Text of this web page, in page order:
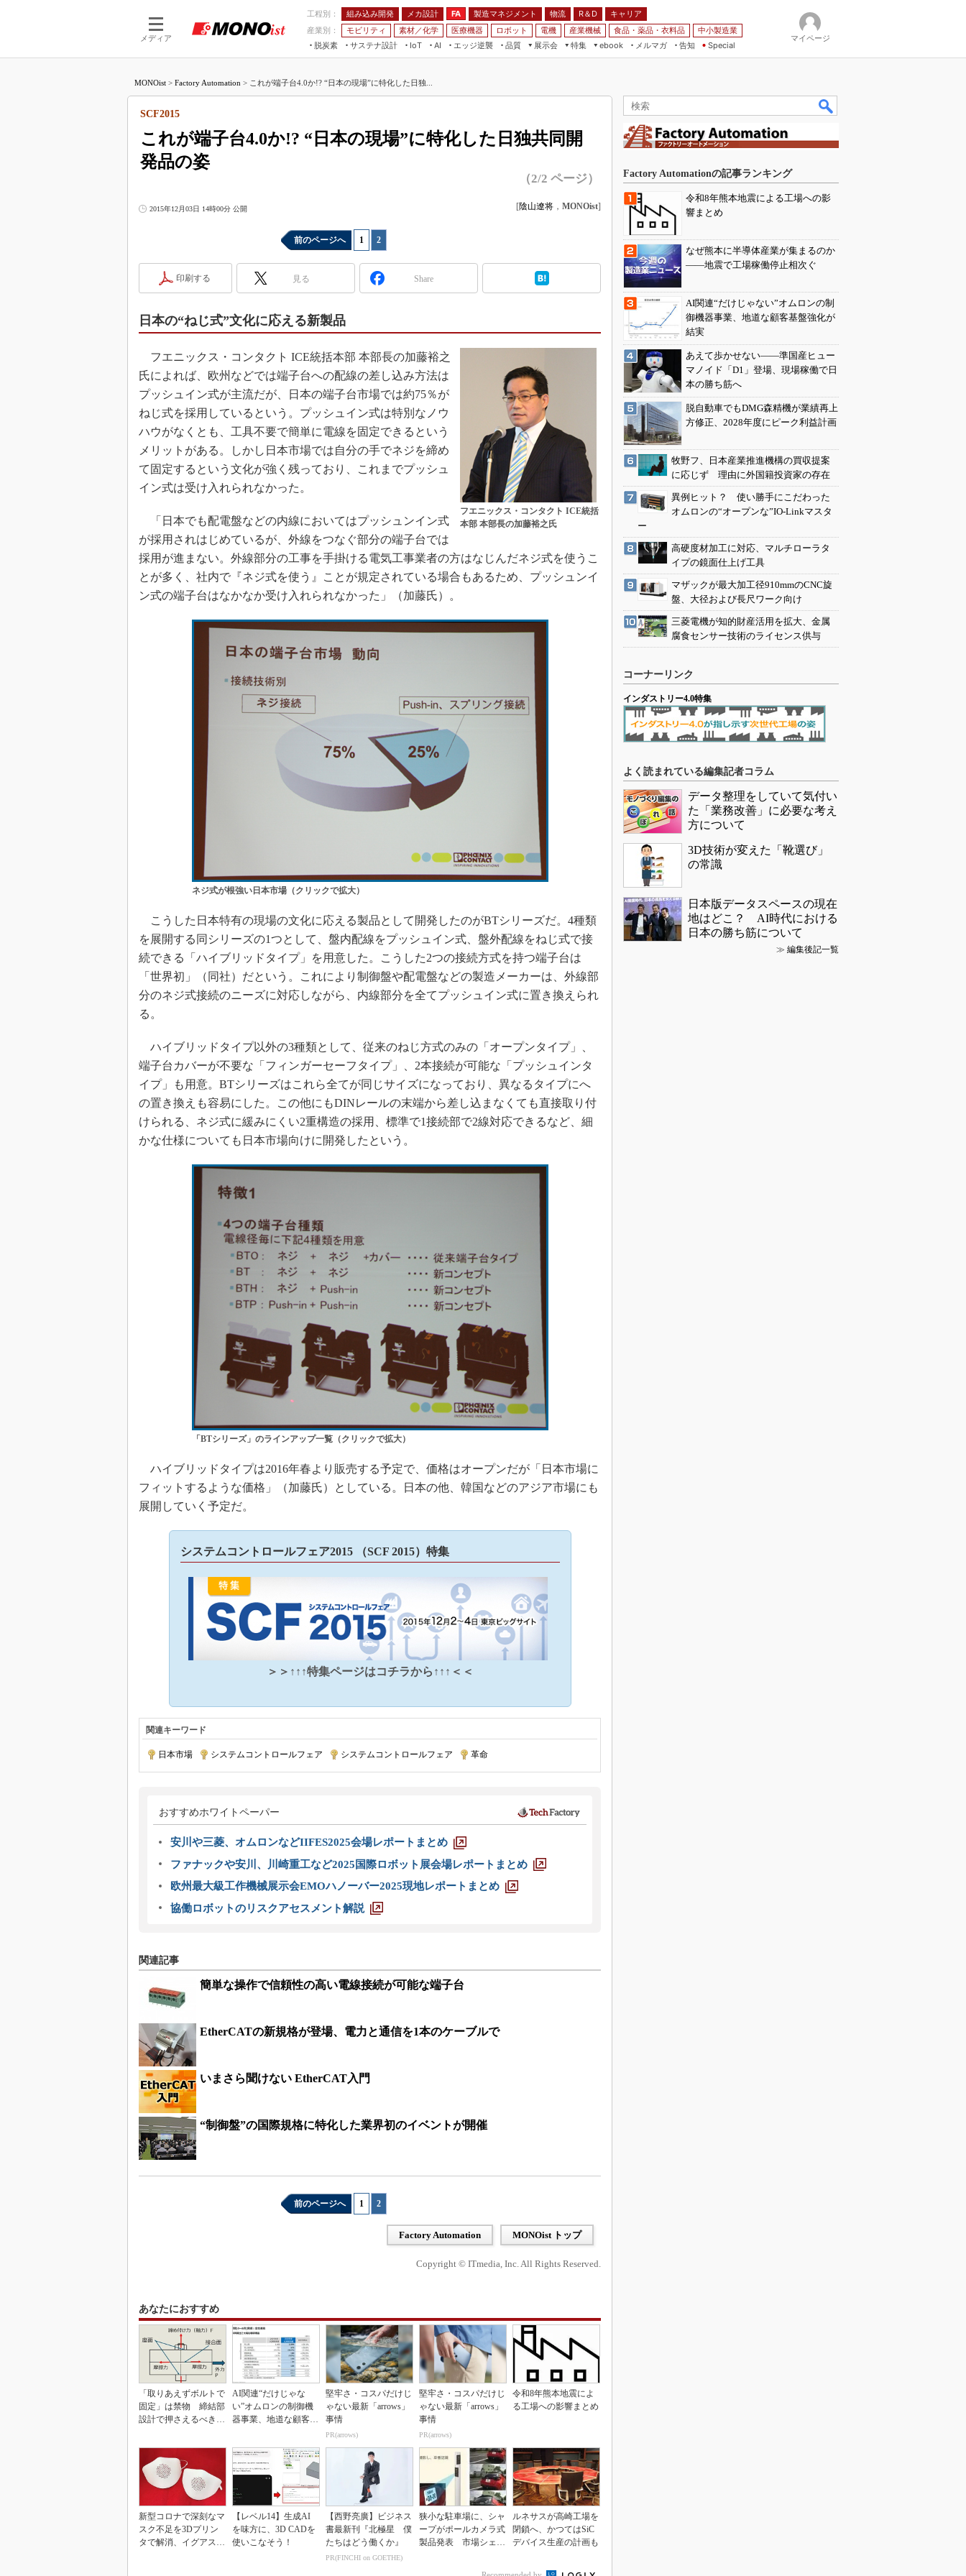
メディア
工程別： 組み込み開発 メカ設計 FA 製造マネジメント 物流 R＆D
キャリア
産業別：
モビリティ 素材／化学 医療機器 ロボット 電機 産業機械 食品・薬品・衣料品
中小製造業
脱炭素
サステナ設計
IoT
つながる工場
AI
AI×設備保全
エッジ逆襲 品質
展示会
JIMTOF
IIFES
日本ものづくりワールド
産業オープンネット展
特集
つながるクルマ
VR／AR
フィールドサービス
ISO26262
デジタルツインとCAE
S＆OP
インダストリー4.0
イノベーション
製造業ビッグデータ
メイドインジャパン
知財マネジメント
海外生産
制御セキュリティ
新型コロナへの対応
ebook
FA
モビリティ
メルマガ
告知 Special
マイページ
MONOist > Factory Automation > これが端子台4.0か!? “日本の現場”に特化した日独...
これが端子台4.0か!? “日本の現場”に特化した日独共同開
発品の姿
SCF2015
（2/2 ページ）
2015年12月03日 14時00分 公開 [陰山遼将 ， MONOist]
前のページへ 1 2
印刷する 見る Share
日本の“ねじ式”文化に応える新製品
フエニックス・コンタクト ICE統括
本部 本部長の加藤裕之氏
フエニックス・コンタクト ICE統括本部 本部長の加藤裕之
氏によれば、欧州などでは端子台への配線の差し込み方法は
プッシュイン式が主流だが、日本の端子台市場では約75％が
ねじ式を採用しているという。プッシュイン式は特別なノウ
ハウがなくとも、工具不要で簡単に電線を固定できるという
メリットがある。しかし日本市場では自分の手でネジを締め
て固定するという文化が強く残っており、これまでプッシュ
イン式は受け入れられなかった。
「日本でも配電盤などの内線においてはプッシュンイン式
が採用されはじめているが、外線をつなぐ部分の端子台では
採用が進まない。外線部分の工事を手掛ける電気工事業者の方はなじんだネジ式を使うこ
とが多く、社内で『ネジ式を使う』ことが規定されている場合もあるため、プッシュンイ
ン式の端子台はなかなか受け入れられなかった」（加藤氏）。
ネジ式が根強い日本市場（クリックで拡大）
こうした日本特有の現場の文化に応える製品として開発したのがBTシリーズだ。4種類
を展開する同シリーズの1つとして、盤内配線をプッシュイン式、盤外配線をねじ式で接
続できる「ハイブリッドタイプ」を用意した。こうした2つの接続方式を持つ端子台は
「世界初」（同社）だという。これにより制御盤や配電盤などの製造メーカーは、外線部
分のネジ式接続のニーズに対応しながら、内線部分を全てプッシュイン式に置き換えられ
る。
ハイブリッドタイプ以外の3種類として、従来のねじ方式のみの「オープンタイプ」、
端子台カバーが不要な「フィンガーセーフタイプ」、2本接続が可能な「プッシュインタ
イプ」も用意。BTシリーズはこれら全てが同じサイズになっており、異なるタイプにへ
の置き換えも容易にした。この他にもDINレールの末端から差し込まなくても直接取り付
けられる、ネジ式に緩みにくい2重構造の採用、標準で1接続部で2線対応できるなど、細
かな仕様についても日本市場向けに開発したという。
「BTシリーズ」のラインアップ一覧（クリックで拡大）
ハイブリッドタイプは2016年春より販売する予定で、価格はオープンだが「日本市場に
フィットするような価格」（加藤氏）としている。日本の他、韓国などのアジア市場にも
展開していく予定だ。
システムコントロールフェア2015 （SCF 2015）特集
＞＞↑↑↑特集ページはコチラから↑↑↑＜＜
関連キーワード
日本市場 システムコントロールフェア システムコントロールフェア 革命
おすすめホワイトペーパー
安川や三菱、オムロンなどIIFES2025会場レポートまとめ
ファナックや安川、川崎重工など2025国際ロボット展会場レポートまとめ
欧州最大級工作機械展示会EMOハノーバー2025現地レポートまとめ
協働ロボットのリスクアセスメント解説
関連記事
簡単な操作で信頼性の高い電線接続が可能な端子台
EtherCATの新規格が登場、電力と通信を1本のケーブルで
いまさら聞けない EtherCAT入門
“制御盤”の国際規格に特化した業界初のイベントが開催
前のページへ 1 2
Factory Automation MONOist トップ
Copyright © ITmedia, Inc. All Rights Reserved.
あなたにおすすめ
「取りあえずボルトで
固定」は禁物 締結部
設計で押さえるべき基
AI関連“だけじゃな
い”オムロンの制御機
器事業、地道な顧客基
堅牢さ・コスパだけじ
ゃない最新「arrows」
事情
PR(arrows)
堅牢さ・コスパだけじ
ゃない最新「arrows」
事情
PR(arrows)
令和8年熊本地震によ
る工場への影響まとめ
新型コロナで深刻なマ
スク不足を3Dプリン
タで解消、イグアスが
【レベル14】生成AI
を味方に、3D CADを
使いこなそう！
【西野亮廣】ビジネス
書最新刊『北極星 僕
たちはどう働くか』
PR(FINCHI on GOETHE)
狭小な駐車場に、シャ
ープがポールカメラ式
製品発表 市場シェア
ルネサスが高崎工場を
閉鎖へ、かつてはSiC
デバイス生産の計画も
Factory Automationの記事ランキング
令和8年熊本地震による工場への影
響まとめ
なぜ熊本に半導体産業が集まるのか
――地震で工場稼働停止相次ぐ
AI関連“だけじゃない”オムロンの制
御機器事業、地道な顧客基盤強化が
結実
あえて歩かせない――準国産ヒュー
マノイド「D1」登場、現場稼働で日
本の勝ち筋へ
脱自動車でもDMG森精機が業績再上
方修正、2028年度にピーク利益計画
牧野フ、日本産業推進機構の買収提案
に応じず 理由に外国籍投資家の存在
異例ヒット？ 使い勝手にこだわった
オムロンの“オープンな”IO-Linkマスタ
ー
高硬度材加工に対応、マルチローラタ
イプの鏡面仕上げ工具
マザックが最大加工径910mmのCNC旋
盤、大径および長尺ワーク向け
三菱電機が知的財産活用を拡大、金属
腐食センサー技術のライセンス供与
コーナーリンク
インダストリー4.0特集
よく読まれている編集記者コラム
データ整理をしていて気付い
た「業務改善」に必要な考え
方について
3D技術が変えた「靴選び」
の常識
日本版データスペースの現在
地はどこ？ AI時代における
日本の勝ち筋について
≫ 編集後記一覧